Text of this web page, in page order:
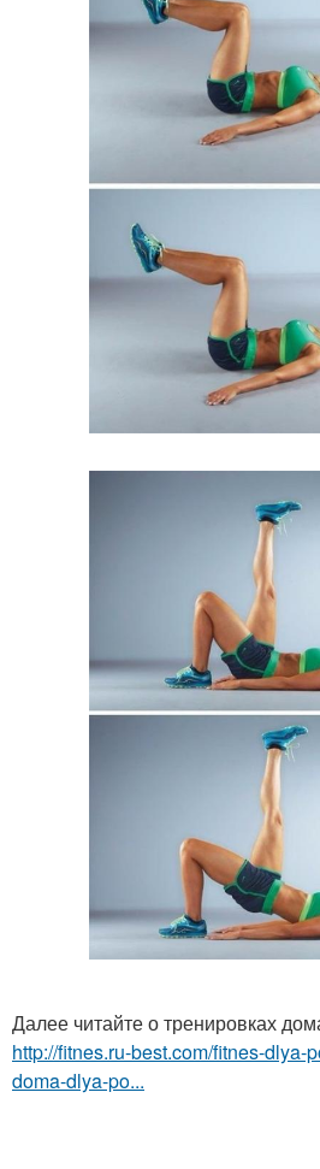
Далее читайте о тренировках
http://fitnes.ru-best.com/fitnes-dlya-
doma-dlya-po...